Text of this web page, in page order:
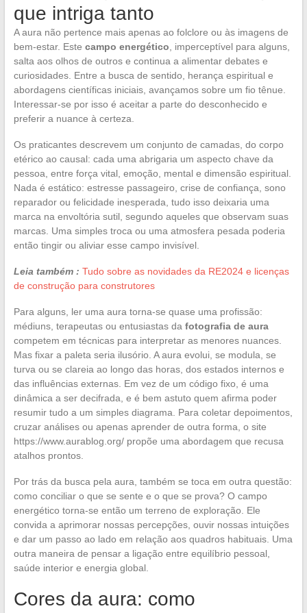
que intriga tanto
A aura não pertence mais apenas ao folclore ou às imagens de
bem-estar. Este campo energético , imperceptível para alguns,
salta aos olhos de outros e continua a alimentar debates e
curiosidades. Entre a busca de sentido, herança espiritual e
abordagens científicas iniciais, avançamos sobre um fio tênue.
Interessar-se por isso é aceitar a parte do desconhecido e
preferir a nuance à certeza.
Os praticantes descrevem um conjunto de camadas, do corpo
etérico ao causal: cada uma abrigaria um aspecto chave da
pessoa, entre força vital, emoção, mental e dimensão espiritual.
Nada é estático: estresse passageiro, crise de confiança, sono
reparador ou felicidade inesperada, tudo isso deixaria uma
marca na envoltória sutil, segundo aqueles que observam suas
marcas. Uma simples troca ou uma atmosfera pesada poderia
então tingir ou aliviar esse campo invisível.
Leia também : Tudo sobre as novidades da RE2024 e licenças
de construção para construtores
Para alguns, ler uma aura torna-se quase uma profissão:
médiuns, terapeutas ou entusiastas da fotografia de aura
competem em técnicas para interpretar as menores nuances.
Mas fixar a paleta seria ilusório. A aura evolui, se modula, se
turva ou se clareia ao longo das horas, dos estados internos e
das influências externas. Em vez de um código fixo, é uma
dinâmica a ser decifrada, e é bem astuto quem afirma poder
resumir tudo a um simples diagrama. Para coletar depoimentos,
cruzar análises ou apenas aprender de outra forma, o site
https://www.aurablog.org/ propõe uma abordagem que recusa
atalhos prontos.
Por trás da busca pela aura, também se toca em outra questão:
como conciliar o que se sente e o que se prova? O campo
energético torna-se então um terreno de exploração. Ele
convida a aprimorar nossas percepções, ouvir nossas intuições
e dar um passo ao lado em relação aos quadros habituais. Uma
outra maneira de pensar a ligação entre equilíbrio pessoal,
saúde interior e energia global.
Cores da aura: como